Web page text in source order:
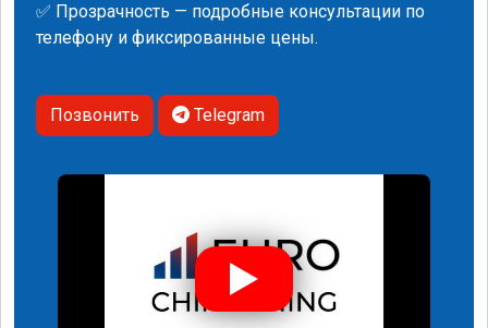
✅ Прозрачность — подробные консультации по
телефону и фиксированные цены.
Позвонить Telegram